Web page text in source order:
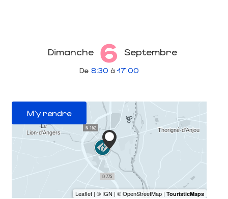
Dimanche 6 Septembre
De 8:30 à 17:00
M'y rendre